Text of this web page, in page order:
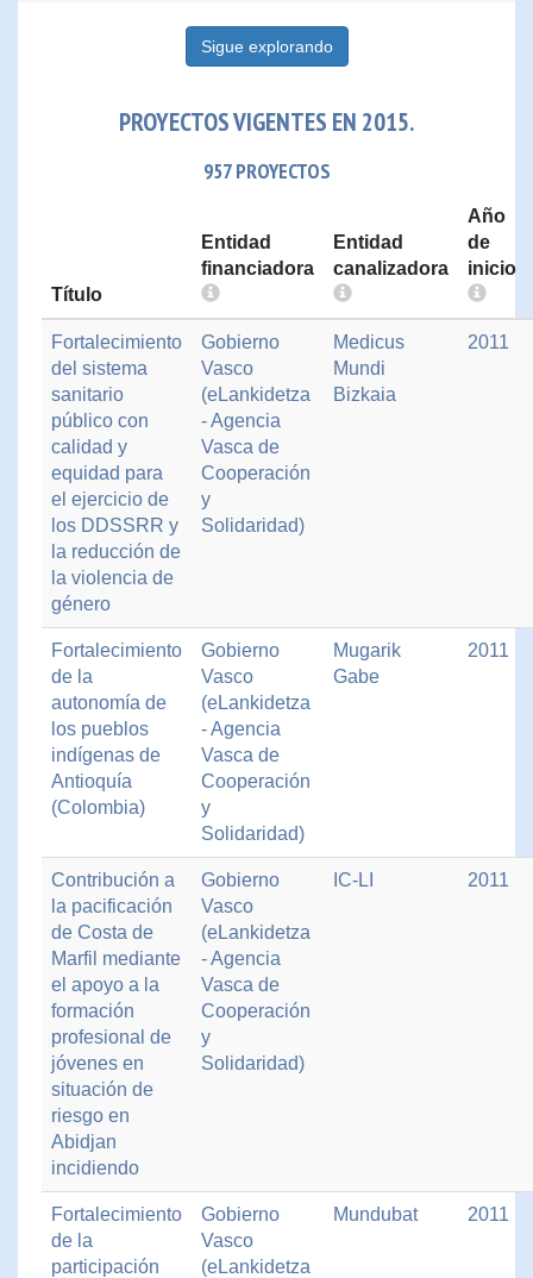
Sigue explorando
PROYECTOS VIGENTES EN 2015.
957 PROYECTOS
Título
Entidad
financiadora
Entidad
canalizadora
Año
de
inicio
Fortalecimiento
del sistema
sanitario
público con
calidad y
equidad para
el ejercicio de
los DDSSRR y
la reducción de
la violencia de
género
Gobierno
Vasco
(eLankidetza
- Agencia
Vasca de
Cooperación
y
Solidaridad)
Medicus
Mundi
Bizkaia
2011
Fortalecimiento
de la
autonomía de
los pueblos
indígenas de
Antioquía
(Colombia)
Gobierno
Vasco
(eLankidetza
- Agencia
Vasca de
Cooperación
y
Solidaridad)
Mugarik
Gabe
2011
Contribución a
la pacificación
de Costa de
Marfil mediante
el apoyo a la
formación
profesional de
jóvenes en
situación de
riesgo en
Abidjan
incidiendo
Gobierno
Vasco
(eLankidetza
- Agencia
Vasca de
Cooperación
y
Solidaridad)
IC-LI 2011
Fortalecimiento
de la
participación
Gobierno
Vasco
(eLankidetza
Mundubat 2011